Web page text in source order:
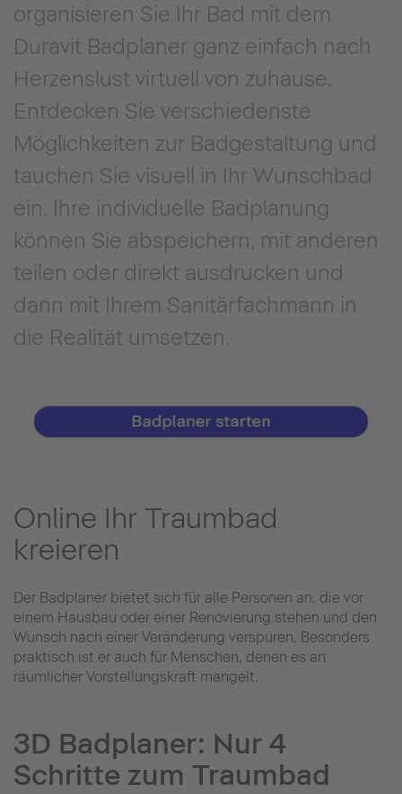
organisieren Sie Ihr Bad mit dem
Duravit Badplaner ganz einfach nach
Herzenslust virtuell von zuhause.
Entdecken Sie verschiedenste
Möglichkeiten zur Badgestaltung und
tauchen Sie visuell in Ihr Wunschbad
ein. Ihre individuelle Badplanung
können Sie abspeichern, mit anderen
teilen oder direkt ausdrucken und
dann mit Ihrem Sanitärfachmann in
die Realität umsetzen.
Online Ihr Traumbad
kreieren
Der Badplaner bietet sich für alle Personen an, die vor
einem Hausbau oder einer Renovierung stehen und den
Wunsch nach einer Veränderung verspüren. Besonders
praktisch ist er auch für Menschen, denen es an
räumlicher Vorstellungskraft mangelt.
3D Badplaner: Nur 4
Schritte zum Traumbad